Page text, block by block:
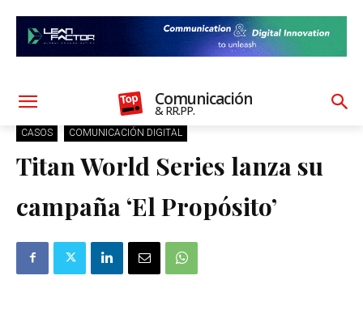
Comunicación
& RR.PP.
CASOS COMUNICACIÓN DIGITAL
Titan World Series lanza su
campaña ‘El Propósito’